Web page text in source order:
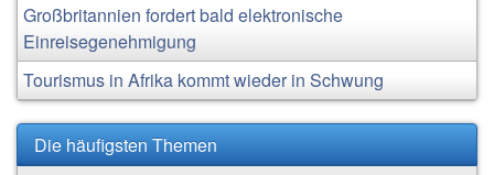
Großbritannien fordert bald elektronische
Einreisegenehmigung
Tourismus in Afrika kommt wieder in Schwung
Die häufigsten Themen